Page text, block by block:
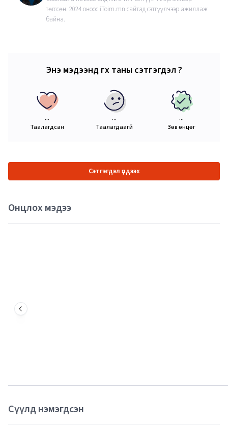
төгссөн. 2024 оноос iToim.mn сайтад сэтгүүлчээр ажиллаж
байна.
Энэ мэдээнд өгөх таны сэтгэгдэл ?
...
Таалагдсан
...
Таалагдаагүй
...
Зөв өнцөг
Сэтгэгдэл үлдээх
Онцлох мэдээ
Сүүлд нэмэгдсэн